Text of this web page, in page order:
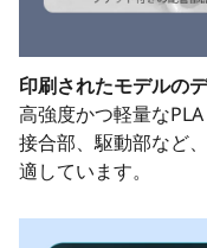
印刷されたモデルの
高強度かつ軽量なPLA
接合部、駆動部など
適しています。